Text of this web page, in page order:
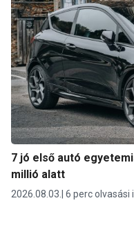
7 jó első autó
millió alatt
2026.08.03. 6 perc olvasási